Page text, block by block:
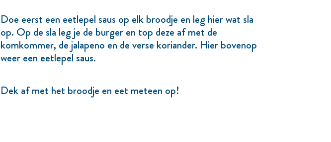
Doe eerst een eetlepel saus op elk broodje en leg hier wat sla
op. Op de sla leg je de burger en top deze af met de
komkommer, de jalapeno en de verse koriander. Hier bovenop
weer een eetlepel saus.
Dek af met het broodje en eet meteen op!